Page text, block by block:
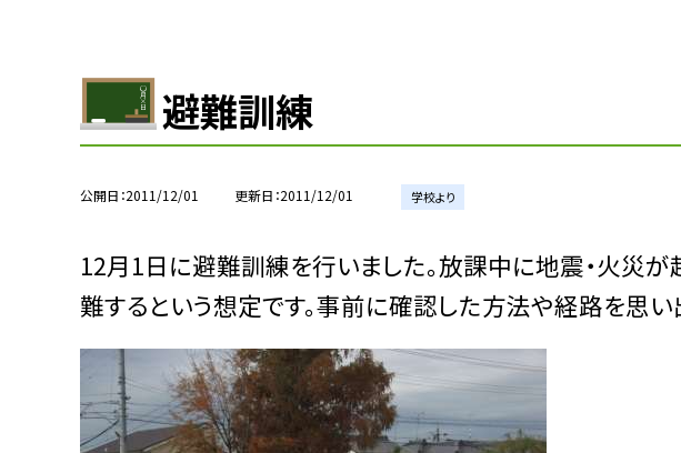
避難訓練
公開日 2011/12/01 更新日 2011/12/01 学校より
12月1日に避難訓練を行いました。放課中に地震・火災が
難するという想定です。事前に確認した方法や経路を思い